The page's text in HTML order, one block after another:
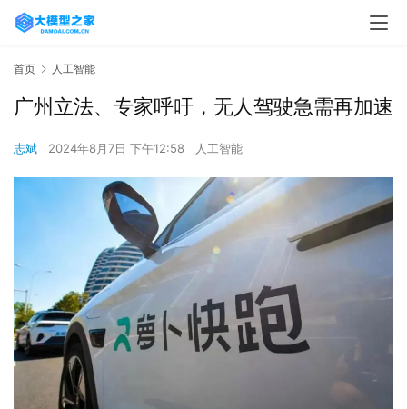
首页 人工智能
广州立法、专家呼吁，无人驾驶急需再加速
志斌 2024年8月7日 下午12:58 人工智能